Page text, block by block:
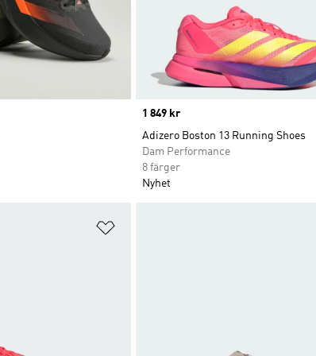
Price
1 849 kr
Adizero Boston 13 Running Shoes
Dam Performance
8 färger
Nyhet